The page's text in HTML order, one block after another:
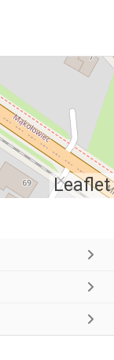
Leaflet